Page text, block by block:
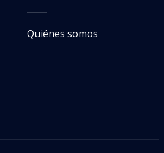
Quiénes somos